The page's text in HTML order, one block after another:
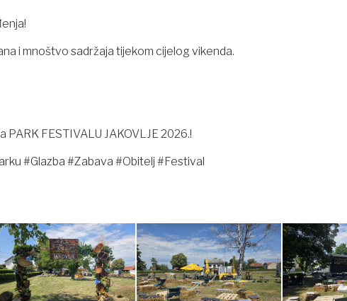
i mnoštvo sadržaja tijekom cijelog vikenda.
FESTIVALU JAKOVLJE 2026.!
#Glazba #Zabava #Obitelj #Festival